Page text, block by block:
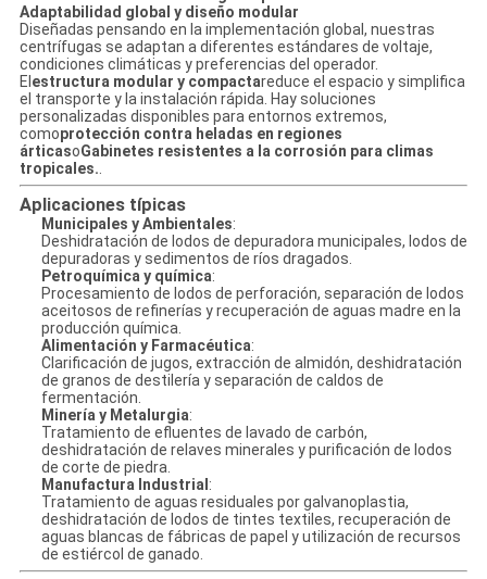
Adaptabilidad global y diseño modular
Diseñadas pensando en la implementación global, nuestras
centrífugas se adaptan a diferentes estándares de voltaje,
condiciones climáticas y preferencias del operador.
El estructura modular y compactareduce el espacio y simplifica
el transporte y la instalación rápida. Hay soluciones
personalizadas disponibles para entornos extremos,
comoprotección contra heladas en regiones
árticasoGabinetes resistentes a la corrosión para climas
tropicales..
Aplicaciones típicas
Municipales y Ambientales:
Deshidratación de lodos de depuradora municipales, lodos de
depuradoras y sedimentos de ríos dragados.
Petroquímica y química:
Procesamiento de lodos de perforación, separación de lodos
aceitosos de refinerías y recuperación de aguas madre en la
producción química.
Alimentación y Farmacéutica:
Clarificación de jugos, extracción de almidón, deshidratación
de granos de destilería y separación de caldos de
fermentación.
Minería y Metalurgia:
Tratamiento de efluentes de lavado de carbón,
deshidratación de relaves minerales y purificación de lodos
de corte de piedra.
Manufactura Industrial :
Tratamiento de aguas residuales por galvanoplastia,
deshidratación de lodos de tintes textiles, recuperación de
aguas blancas de fábricas de papel y utilización de recursos
de estiércol de ganado.